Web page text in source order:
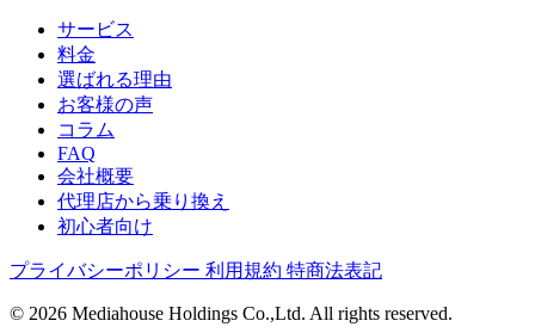
サービス
料金
選ばれる理由
お客様の声
コラム
FAQ
会社概要
代理店から乗り換え
初心者向け
プライバシーポリシー 利用規約 特商法表記
© 2026 Mediahouse Holdings Co.,Ltd. All rights reserved.